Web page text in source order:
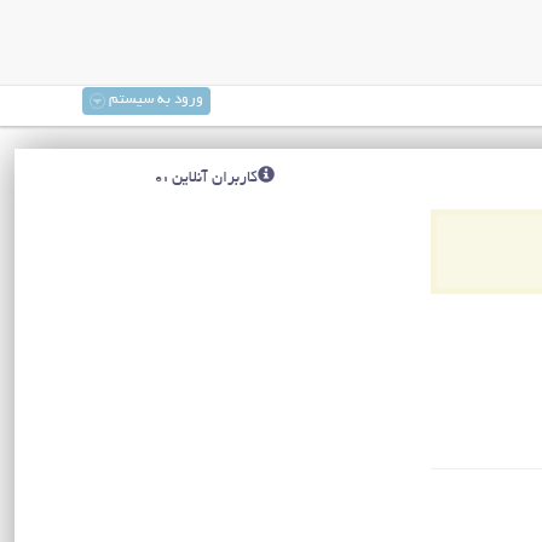
ورود به سیستم
کاربران آنلاین :0